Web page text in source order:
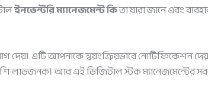
ইনভেন্টরি ম্যানেজমেন্ট কিতা যারা জানে এবং
দেয়। এটি আপনাকে স্বয়ংক্রিয়ভাবে নোটিফিকেশন
লাভজনক। আর এই ডিজিটাল স্টক ম্যানেজমেন্টের